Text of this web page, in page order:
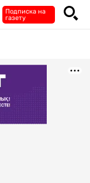
Подписка на
газету